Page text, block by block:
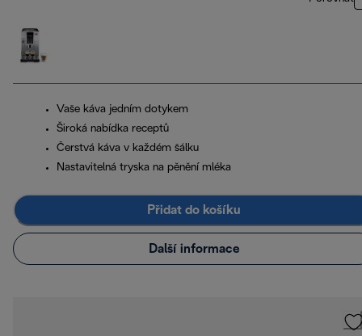
Vaše káva jedním dotykem
Široká nabídka receptů
Čerstvá káva v každém šálku
Nastavitelná tryska na pěnění mléka
Přidat do košíku
Další informace